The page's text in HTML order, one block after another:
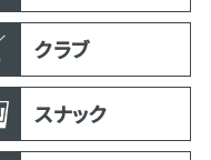
クラブ
スナック